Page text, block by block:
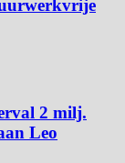
2 milj.
Leo